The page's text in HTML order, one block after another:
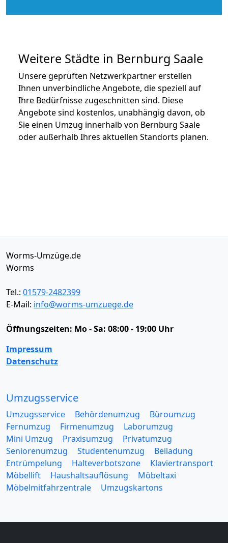
Weitere Städte in Bernburg Saale
Unsere geprüften Netzwerkpartner erstellen
Ihnen unverbindliche Angebote, die speziell auf
Ihre Bedürfnisse zugeschnitten sind. Diese
Angebote sind kostenlos, unabhängig davon, ob
Sie einen Umzug innerhalb von Bernburg Saale
oder außerhalb Ihres aktuellen Standorts planen.
Worms-Umzüge.de
Worms
Tel.: 01579-2482399
E-Mail: info@worms-umzuege.de
Öffnungszeiten: Mo - Sa: 08:00 - 19:00 Uhr
Impressum
Datenschutz
Umzugsservice
Umzugsservice Behördenumzug
Büroumzug
Fernumzug
Firmenumzug
Laborumzug
Mini Umzug
Praxisumzug
Privatumzug
Seniorenumzug
Studentenumzug
Beiladung
Entrümpelung
Halteverbotszone
Klaviertransport
Möbellift
Haushaltsauflösung
Möbeltaxi
Möbelmitfahrzentrale
Umzugskartons